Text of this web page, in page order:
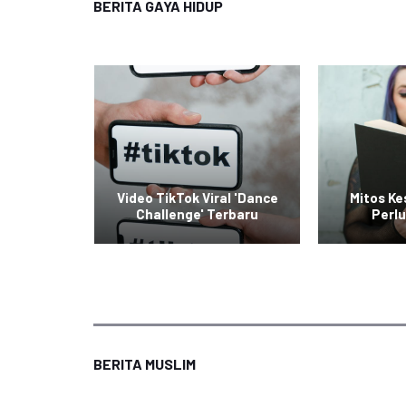
BERITA GAYA HIDUP
Video TikTok Viral 'Dance
Challenge' Terbaru
Mitos
BERITA MUSLIM